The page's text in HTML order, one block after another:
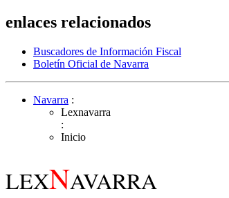
enlaces relacionados
Buscadores de Información Fiscal
Boletín Oficial de Navarra
Navarra :
Lexnavarra
:
Inicio
LEXNAVARRA